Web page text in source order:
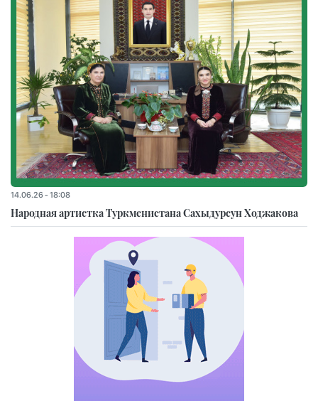
14.06.26 - 18:08
Народная артистка Туркменистана Сахыдурсун Ходжакова